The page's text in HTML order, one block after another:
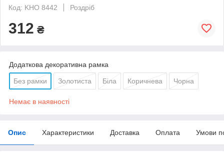
Код: KHO 8442
Роздріб
312 ₴
Додаткова декоративна рамка
Без рамки Золотиста Біла Коричнева Чорна
Немає в наявності
Опис Характеристики Доставка Оплата Умови